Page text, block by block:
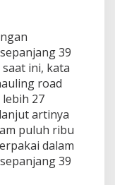
39
ini, kata
road
27
artinya
puluh ribu
dalam
39